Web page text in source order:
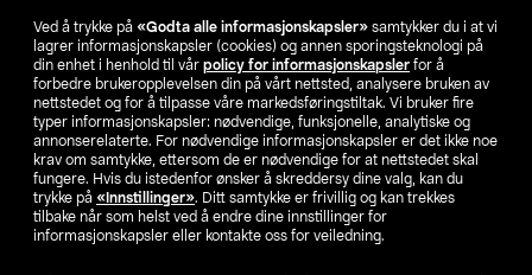
Ved å trykke på «Godta alle informasjonskapsler» samtykker du i at vi
lagrer informasjonskapsler (cookies) og annen sporingsteknologi på
din enhet i henhold til vår policy for informasjonskapsler for å
forbedre brukeropplevelsen din på vårt nettsted, analysere bruken av
nettstedet og for å tilpasse våre markedsføringstiltak. Vi bruker fire
typer informasjonskapsler: nødvendige, funksjonelle, analytiske og
annonserelaterte. For nødvendige informasjonskapsler er det ikke noe
krav om samtykke, ettersom de er nødvendige for at nettstedet skal
fungere. Hvis du istedenfor ønsker å skreddersy dine valg, kan du
trykke på «Innstillinger». Ditt samtykke er frivillig og kan trekkes
tilbake når som helst ved å endre dine innstillinger for
informasjonskapsler eller kontakte oss for veiledning.
Våre selskaper
Finn din butikk
SE NO FI